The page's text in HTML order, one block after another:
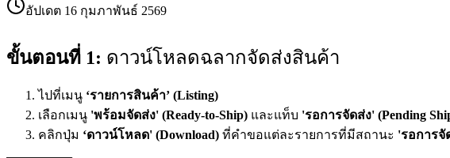
อัปเดต 16 กุมภาพันธ์ 2569
ขั้นตอนที่ 1: ดาวน์โหลดฉลากจัดส่งสินค้า
ไปที่เมนู ‘รายการสินค้า’ (Listing)
เลือกเมนู 'พร้อมจัดส่ง' (Ready-to-Ship) และแท็บ 'รอการจัดส่ง' (Pending
คลิกปุ่ม ‘ดาวน์โหลด' (Download) ที่คำขอแต่ละรายการที่มีสถานะ 'รอการจั